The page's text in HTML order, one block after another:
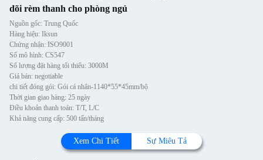
dõi rèm thanh cho phòng ngủ
Nguồn gốc: Trung Quốc
Hàng hiệu: Iksun
Chứng nhận: ISO9001
Số mô hình: CS547
Số lượng đặt hàng tối thiểu: 3000M
Giá bán: negotiable
chi tiết đóng gói: Gói cá nhân-1140*55*45mm/bộ
Thời gian giao hàng: 25 ngày
Điều khoản thanh toán: T/T, L/C
Khả năng cung cấp: 500 tấn/tháng
Xem Chi Tiết Sự Miêu Tả